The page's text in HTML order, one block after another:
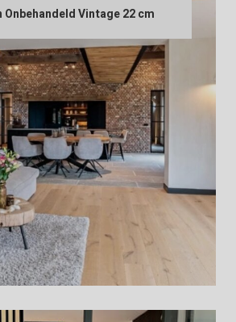
Onbehandeld Vintage 22 cm